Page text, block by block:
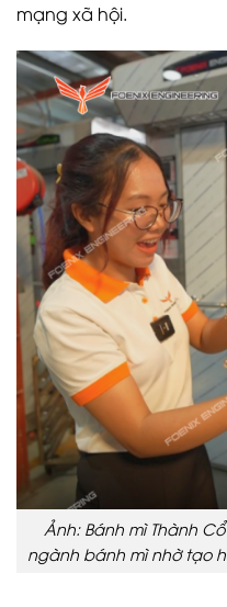
mạng xã hội.
Ảnh: Bánh mì Thành
ngành bánh mì nhờ tạo